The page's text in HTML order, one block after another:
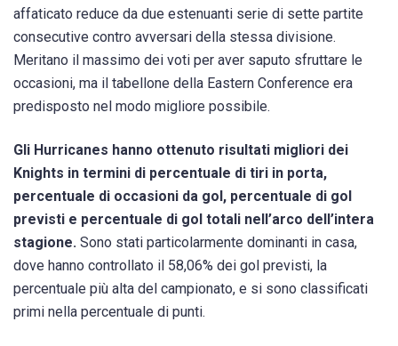
affaticato reduce da due estenuanti serie di sette partite
consecutive contro avversari della stessa divisione.
Meritano il massimo dei voti per aver saputo sfruttare le
occasioni, ma il tabellone della Eastern Conference era
predisposto nel modo migliore possibile.
Gli Hurricanes hanno ottenuto risultati migliori dei
Knights in termini di percentuale di tiri in porta,
percentuale di occasioni da gol, percentuale di gol
previsti e percentuale di gol totali nell’arco dell’intera
stagione. Sono stati particolarmente dominanti in casa,
dove hanno controllato il 58,06% dei gol previsti, la
percentuale più alta del campionato, e si sono classificati
primi nella percentuale di punti.